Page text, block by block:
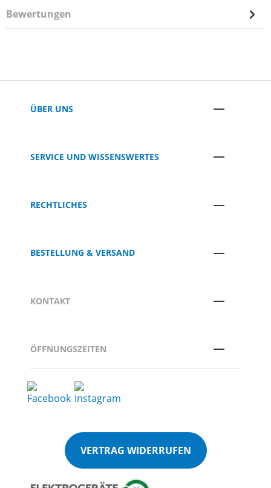
Bewertungen
ÜBER UNS
SERVICE UND WISSENSWERTES
RECHTLICHES
BESTELLUNG & VERSAND
KONTAKT
ÖFFNUNGSZEITEN
VERTRAG WIDERRUFEN